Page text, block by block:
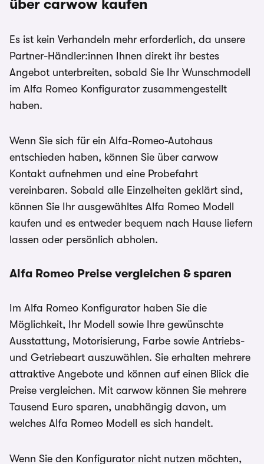
über carwow kaufen
Es ist kein Verhandeln mehr erforderlich, da unsere
Partner-Händler:innen Ihnen direkt ihr bestes
Angebot unterbreiten, sobald Sie Ihr Wunschmodell
im Alfa Romeo Konfigurator zusammengestellt
haben.
Wenn Sie sich für ein Alfa-Romeo-Autohaus
entschieden haben, können Sie über carwow
Kontakt aufnehmen und eine Probefahrt
vereinbaren. Sobald alle Einzelheiten geklärt sind,
können Sie Ihr ausgewähltes Alfa Romeo Modell
kaufen und es entweder bequem nach Hause liefern
lassen oder persönlich abholen.
Alfa Romeo Preise vergleichen & sparen
Im Alfa Romeo Konfigurator haben Sie die
Möglichkeit, Ihr Modell sowie Ihre gewünschte
Ausstattung, Motorisierung, Farbe sowie Antriebs-
und Getriebeart auszuwählen. Sie erhalten mehrere
attraktive Angebote und können auf einen Blick die
Preise vergleichen. Mit carwow können Sie mehrere
Tausend Euro sparen, unabhängig davon, um
welches Alfa Romeo Modell es sich handelt.
Wenn Sie den Konfigurator nicht nutzen möchten,